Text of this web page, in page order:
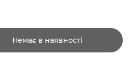
Немає в наявності